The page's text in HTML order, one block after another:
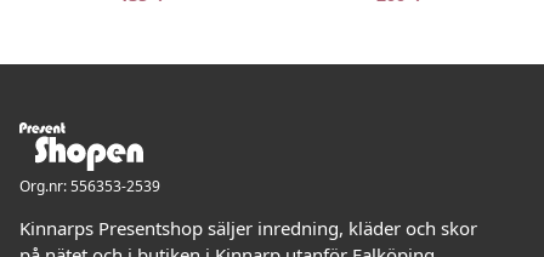
Org.nr: 556353-2539
Kinnarps Presentshop säljer inredning, kläder och skor